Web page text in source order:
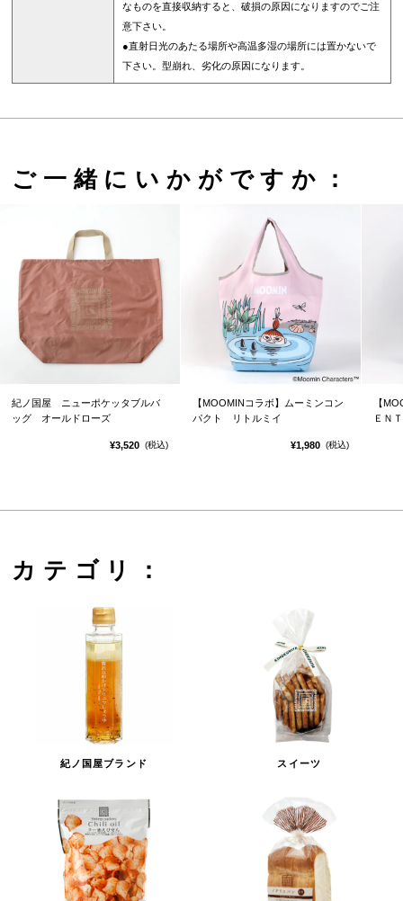
なものを直接収納すると、破損の原因になりますのでご注
意下さい。
●直射日光のあたる場所や高温多湿の場所には置かないで
下さい。型崩れ、劣化の原因になります。
ご一緒にいかがですか：
紀ノ国屋 ニューポケッタブルバ
ッグ オールドローズ
¥3,520 (税込)
【MOOMINコラボ】ムーミンコン
パクト リトルミイ
¥1,980 (税込)
【
ＥＮ
カテゴリ：
紀ノ国屋ブランド スイーツ